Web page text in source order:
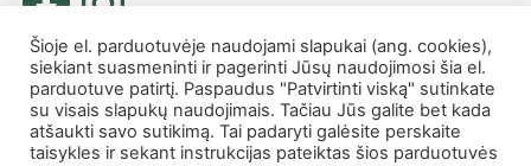
Tel. nr.: +37067677885
info@charmshop.lt
MB Charmshop
Šioje el. parduotuvėje naudojami slapukai (ang. cookies),
siekiant suasmeninti ir pagerinti Jūsų naudojimosi šia el.
parduotuve patirtį. Paspaudus "Patvirtinti viską" sutinkate
su visais slapukų naudojimais. Tačiau Jūs galite bet kada
atšaukti savo sutikimą. Tai padaryti galėsite perskaite
taisykles ir sekant instrukcijas pateiktas šios parduotuvės